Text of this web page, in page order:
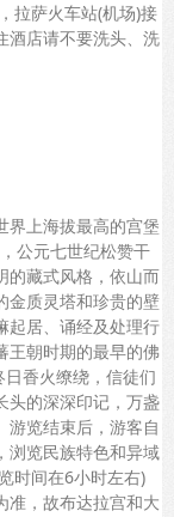
拉萨火车站(机场)接
酒店请不要洗头、洗
界上海拔最高的宫堡
公元七世纪松赞干
的藏式风格，依山而
金质灵塔和珍贵的壁
起居、诵经及处理行
王朝时期的最早的佛
香火缭绕，信徒们
头的深深印记，万盏
游览结束后，游客自
浏览民族特色和异域
时间在6小时左右)
准，故布达拉宫和大